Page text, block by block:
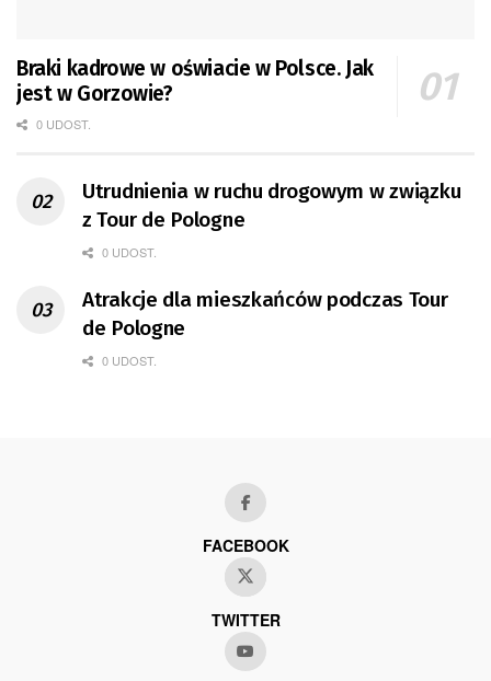
Braki kadrowe w oświacie w Polsce. Jak
jest w Gorzowie?
0 UDOST.
Utrudnienia w ruchu drogowym w związku
z Tour de Pologne
0 UDOST.
Atrakcje dla mieszkańców podczas Tour
de Pologne
0 UDOST.
FACEBOOK
TWITTER